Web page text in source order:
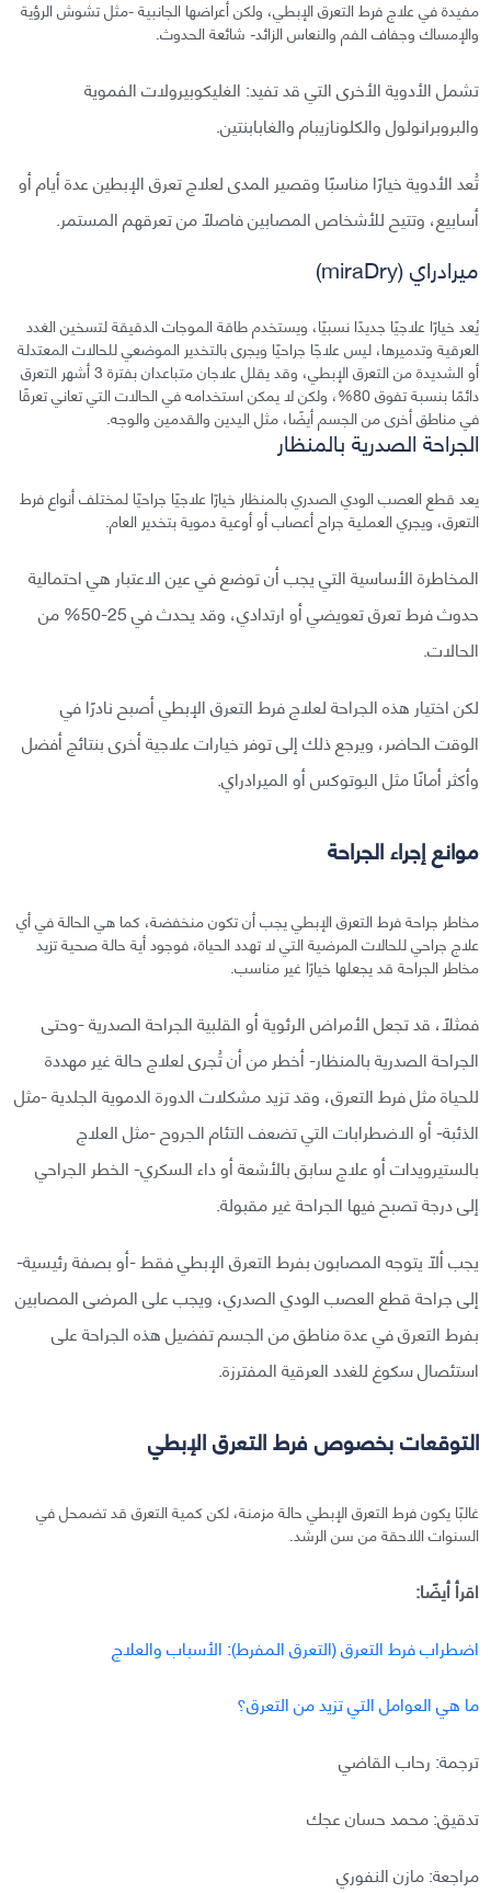
مفيدة في علاج فرط التعرق الإبطي، ولكن أعراضها الجانبية -مثل تشوش الرؤية
والإمساك وجفاف الفم والنعاس الزائد- شائعة الحدوث.
تشمل الأدوية الأخرى التي قد تفيد: الغليكوبيرولات الفموية
والبروبرانولول والكلونازيبام والغابابنتين.
تُعد الأدوية خيارًا مناسبًا وقصير المدى لعلاج تعرق الإبطين عدة أيام أو
أسابيع، وتتيح للأشخاص المصابين فاصلًا من تعرقهم المستمر.
ميرادراي (miraDry)
يُعد خيارًا علاجيًا جديدًا نسبيًا، ويستخدم طاقة الموجات الدقيقة لتسخين الغدد
العرقية وتدميرها، ليس علاجًا جراحيًا ويجرى بالتخدير الموضعي للحالات المعتدلة
أو الشديدة من التعرق الإبطي، وقد يقلل علاجان متباعدان بفترة 3 أشهر التعرق
دائمًا بنسبة تفوق 80%، ولكن لا يمكن استخدامه في الحالات التي تعاني تعرقًا
في مناطق أخرى من الجسم أيضًا، مثل اليدين والقدمين والوجه.
الجراحة الصدرية بالمنظار
يعد قطع العصب الودي الصدري بالمنظار خيارًا علاجيًا جراحيًا لمختلف أنواع فرط
التعرق، ويجري العملية جراح أعصاب أو أوعية دموية بتخدير العام.
المخاطرة الأساسية التي يجب أن توضع في عين الاعتبار هي احتمالية
حدوث فرط تعرق تعويضي أو ارتدادي، وقد يحدث في 25-50% من
الحالات.
لكن اختيار هذه الجراحة لعلاج فرط التعرق الإبطي أصبح نادرًا في
الوقت الحاضر، ويرجع ذلك إلى توفر خيارات علاجية أخرى بنتائج أفضل
وأكثر أمانًا مثل البوتوكس أو الميرادراي.
موانع إجراء الجراحة
مخاطر جراحة فرط التعرق الإبطي يجب أن تكون منخفضة، كما هي الحالة في أي
علاج جراحي للحالات المرضية التي لا تهدد الحياة، فوجود أية حالة صحية تزيد
مخاطر الجراحة قد يجعلها خيارًا غير مناسب.
فمثلًا، قد تجعل الأمراض الرئوية أو القلبية الجراحة الصدرية -وحتى
الجراحة الصدرية بالمنظار- أخطر من أن تُجرى لعلاج حالة غير مهددة
للحياة مثل فرط التعرق، وقد تزيد مشكلات الدورة الدموية الجلدية -مثل
الذئبة- أو الاضطرابات التي تضعف التئام الجروح -مثل العلاج
بالستيرويدات أو علاج سابق بالأشعة أو داء السكري- الخطر الجراحي
إلى درجة تصبح فيها الجراحة غير مقبولة.
يجب ألّا يتوجه المصابون بفرط التعرق الإبطي فقط -أو بصفة رئيسية-
إلى جراحة قطع العصب الودي الصدري، ويجب على المرضى المصابين
بفرط التعرق في عدة مناطق من الجسم تفضيل هذه الجراحة على
استئصال سكوغ للغدد العرقية المفترزة.
التوقعات بخصوص فرط التعرق الإبطي
غالبًا يكون فرط التعرق الإبطي حالة مزمنة، لكن كمية التعرق قد تضمحل في
السنوات اللاحقة من سن الرشد.
اقرأ أيضًا:
اضطراب فرط التعرق (التعرق المفرط): الأسباب والعلاج
ما هي العوامل التي تزيد من التعرق؟
ترجمة: رحاب القاضي
تدقيق: محمد حسان عجك
مراجعة: مازن النفوري